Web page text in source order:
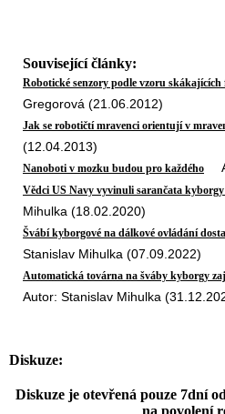
Související články:
Robotické senzory podle vzoru skákajících
Gregorová (21.06.2012)
Jak se robotičtí mravenci orientují v
(12.04.2013)
Nanoboti v mozku budou pro každého
Vědci US Navy vyvinuli sarančata
Mihulka (18.02.2020)
Švábí kyborgové na dálkové ovládání
Stanislav Mihulka (07.09.2022)
Automatická továrna na šváby kyborgy
Autor: Stanislav Mihulka
Diskuze:
Diskuze je otevřená pouze 7dní
na povolení